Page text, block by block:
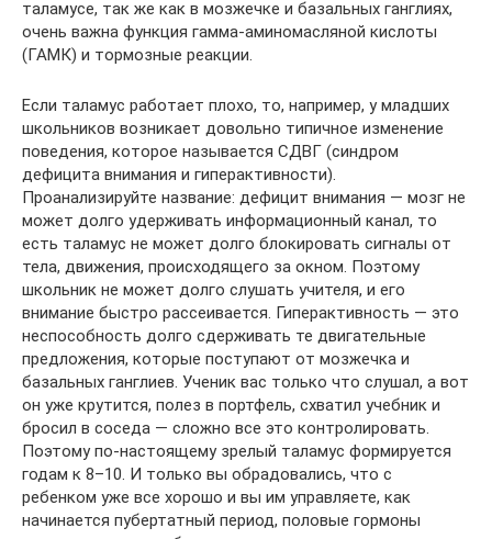
таламусе, так же как в мозжечке и базальных ганглиях,
очень важна функция гамма-аминомасляной кислоты
(ГАМК) и тормозные реакции.
Если таламус работает плохо, то, например, у младших
школьников возникает довольно типичное изменение
поведения, которое называется СДВГ (синдром
дефицита внимания и гиперактивности).
Проанализируйте название: дефицит внимания — мозг не
может долго удерживать информационный канал, то
есть таламус не может долго блокировать сигналы от
тела, движения, происходящего за окном. Поэтому
школьник не может долго слушать учителя, и его
внимание быстро рассеивается. Гиперактивность — это
неспособность долго сдерживать те двигательные
предложения, которые поступают от мозжечка и
базальных ганглиев. Ученик вас только что слушал, а вот
он уже крутится, полез в портфель, схватил учебник и
бросил в соседа — сложно все это контролировать.
Поэтому по-настоящему зрелый таламус формируется
годам к 8–10. И только вы обрадовались, что с
ребенком уже все хорошо и вы им управляете, как
начинается пубертатный период, половые гормоны